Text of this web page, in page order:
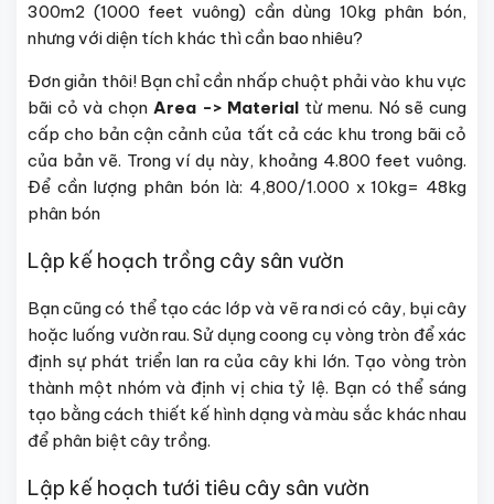
300m2 (1000 feet vuông) cần dùng 10kg phân bón,
nhưng với diện tích khác thì cần bao nhiêu?
Đơn giản thôi! Bạn chỉ cần nhấp chuột phải vào khu vực
bãi cỏ và chọn Area -> Material từ menu. Nó sẽ cung
cấp cho bản cận cảnh của tất cả các khu trong bãi cỏ
của bản vẽ. Trong ví dụ này, khoảng 4.800 feet vuông.
Để cần lượng phân bón là: 4,800/1.000 x 10kg= 48kg
phân bón
Lập kế hoạch trồng cây sân vườn
Bạn cũng có thể tạo các lớp và vẽ ra nơi có cây, bụi cây
hoặc luống vườn rau. Sử dụng coong cụ vòng tròn để xác
định sự phát triển lan ra của cây khi lớn. Tạo vòng tròn
thành một nhóm và định vị chia tỷ lệ. Bạn có thể sáng
tạo bằng cách thiết kế hình dạng và màu sắc khác nhau
để phân biệt cây trồng.
Lập kế hoạch tưới tiêu cây sân vườn